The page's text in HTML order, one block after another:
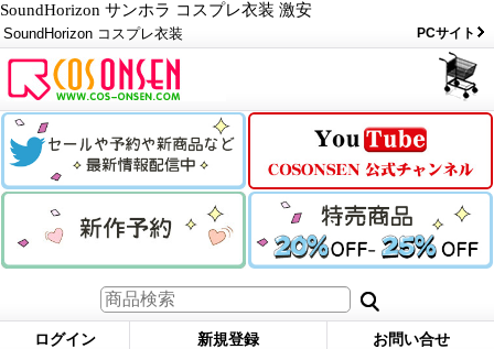
SoundHorizon サンホラ コスプレ衣装 激安
SoundHorizon コスプレ衣装 PCサイト
ログイン 新規登録 お問い合せ